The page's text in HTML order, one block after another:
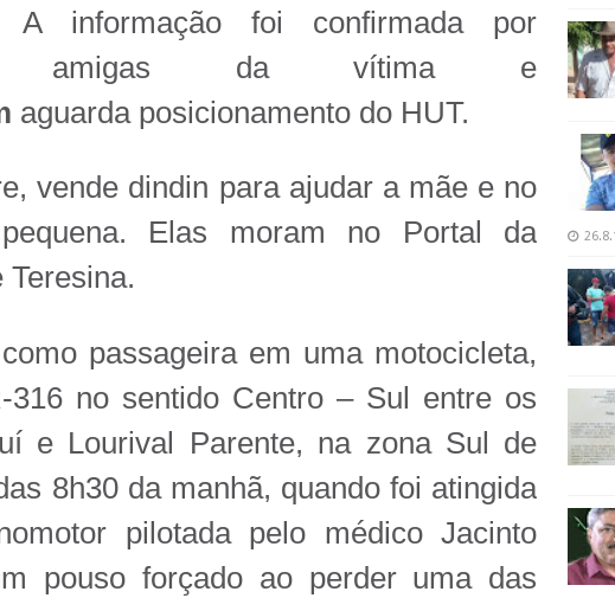
A informação foi confirmada por
amigas da vítima e
aguarda posicionamento do HUT.
vende dindin para ajudar a mãe e no
Elas moram no Portal da
passageira em uma motocicleta,
316 no sentido Centro – Sul entre os
e Lourival Parente, na zona Sul de
8h30 da manhã, quando foi atingida
pilotada pelo médico Jacinto
pouso forçado ao perder uma das